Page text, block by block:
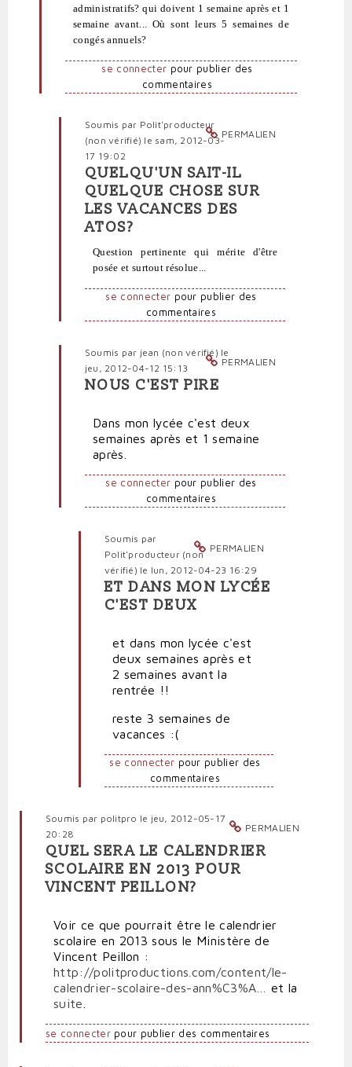
neoprofs.org
(non
administratifs? qui doivent 1 semaine après et 1
semaine avant... Où sont leurs 5 semaines de
congés annuels?
se connecter pour publier des
commentaires
PERMALIEN
Soumis par Polit'producteur
(non vérifié) le sam, 2012-03-
17 19:02
En
réponse
à
Et
passe-
t-
pour
personnels
administratifs?
par
(non
QUELQU'UN SAIT-IL
QUELQUE CHOSE SUR
LES VACANCES DES
ATOS?
Question pertinente qui mérite d'être
posée et surtout résolue...
se connecter pour publier des
commentaires
PERMALIEN
Soumis par jean (non vérifié) le
jeu, 2012-04-12 15:13
En
Et
que
se
passe-
pour
personnels
administratifs?
Polit'producteur
vérifié)
NOUS C'EST PIRE
Dans mon lycée c'est deux
semaines après et 1 semaine
après.
se connecter pour publier des
commentaires
PERMALIEN
Soumis par
Polit'producteur (non
vérifié) le lun, 2012-04-23 16:29
En
réponse
Nous
c'est
pire
par
(non
vérifié)
ET DANS MON LYCÉE
C'EST DEUX
et dans mon lycée c'est
deux semaines après et
2 semaines avant la
rentrée !!
reste 3 semaines de
vacances :(
se connecter pour publier des
commentaires
PERMALIEN
Soumis par politpro le jeu, 2012-05-17
20:28
QUEL SERA LE CALENDRIER
SCOLAIRE EN 2013 POUR
VINCENT PEILLON?
Voir ce que pourrait être le calendrier
scolaire en 2013 sous le Ministère de
Vincent Peillon :
http://politproductions.com/content/le-
calendrier-scolaire-des-ann%C3%A…
et la
suite
se connecterpour publier des commentaires